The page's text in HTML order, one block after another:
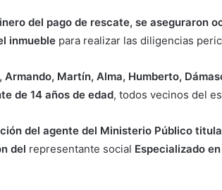
del pago de rescate, se aseguraron
inmueble para realizar las diligencias
Armando, Martín, Alma, Humberto,
de 14 años de edad, todos vecinos del
del agente del Ministerio Público
del representante social Especializado